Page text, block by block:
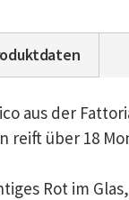
aus der
reift über 18
Rot im